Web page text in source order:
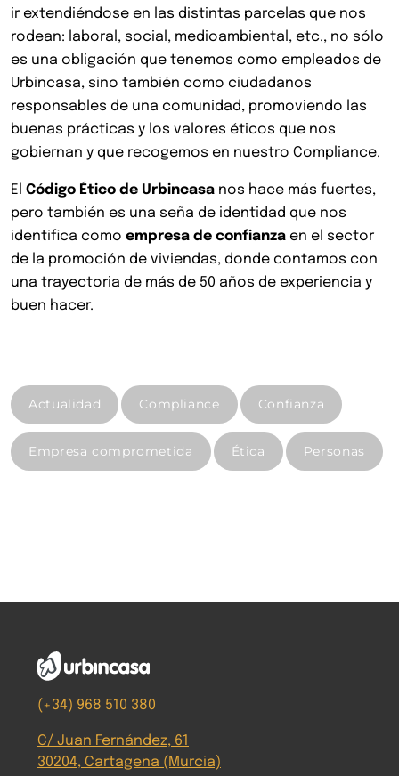
ir extendiéndose en las distintas parcelas que nos
rodean: laboral, social, medioambiental, etc., no sólo
es una obligación que tenemos como empleados de
Urbincasa, sino también como ciudadanos
responsables de una comunidad, promoviendo las
buenas prácticas y los valores éticos que nos
gobiernan y que recogemos en nuestro Compliance.
El Código Ético de Urbincasa nos hace más fuertes,
pero también es una seña de identidad que nos
identifica como empresa de confianza en el sector
de la promoción de viviendas, donde contamos con
una trayectoria de más de 50 años de experiencia y
buen hacer.
Actualidad Compliance Confianza
Empresa comprometida Ética Personas
(+34) 968 510 380
C/ Juan Fernández, 61
30204, Cartagena (Murcia)